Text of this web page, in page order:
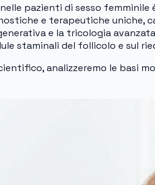
pazienti di sesso
e terapeutiche uniche,
e la tricologia
staminali del follicolo e sul
analizzeremo le basi